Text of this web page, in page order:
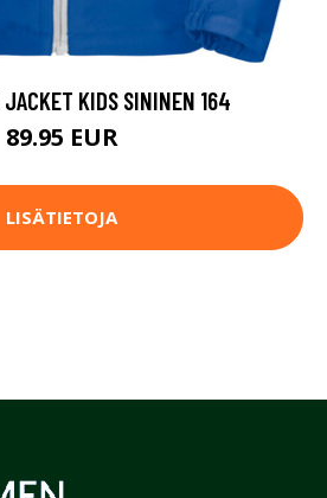
KIDS SININEN 164
89.95 EUR
LISÄTIETOJA